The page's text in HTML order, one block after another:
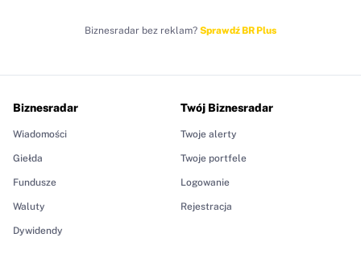
Biznesradar bez reklam? Sprawdź BR Plus
Biznesradar
Wiadomości
Giełda
Fundusze
Waluty
Dywidendy
Twój Biznesradar
Twoje alerty
Twoje portfele
Logowanie
Rejestracja